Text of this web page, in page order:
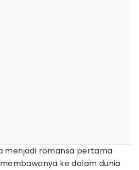
menjadi romansa pertama
ke dalam dunia